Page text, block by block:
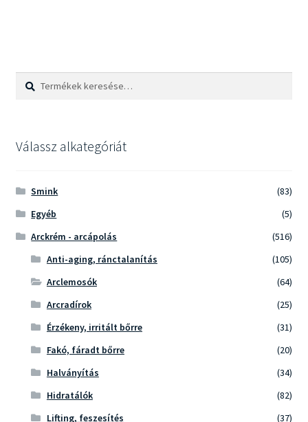
Keresés
Keresés
Válassz alkategóriát
Smink
(83)
Egyéb
(5)
Arckrém - arcápolás
(516)
Anti-aging, ránctalanítás
(105)
Arclemosók
(64)
Arcradírok
(25)
Érzékeny, irritált bőrre
(31)
Fakó, fáradt bőrre
(20)
Halványítás
(34)
Hidratálók
(82)
Lifting, feszesítés
(37)